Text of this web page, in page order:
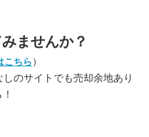
ませんか？
こちら）
のサイトでも売却余地あり